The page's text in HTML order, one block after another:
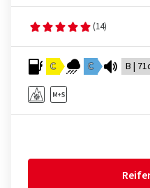
(14)
C C B |